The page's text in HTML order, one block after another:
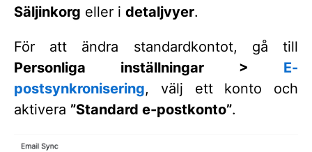
Säljinkorg eller i detaljvyer.
För att ändra standardkontot, gå till
Personliga inställningar > E-
postsynkronisering, välj ett konto och
aktivera ”Standard e-postkonto”.